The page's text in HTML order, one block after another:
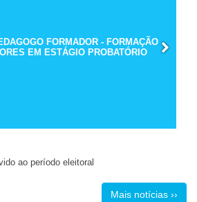
FORMADOR - FORMAÇÃO
EM ESTÁGIO PROBATÓRIO
ao período eleitoral
Mais notícias ››